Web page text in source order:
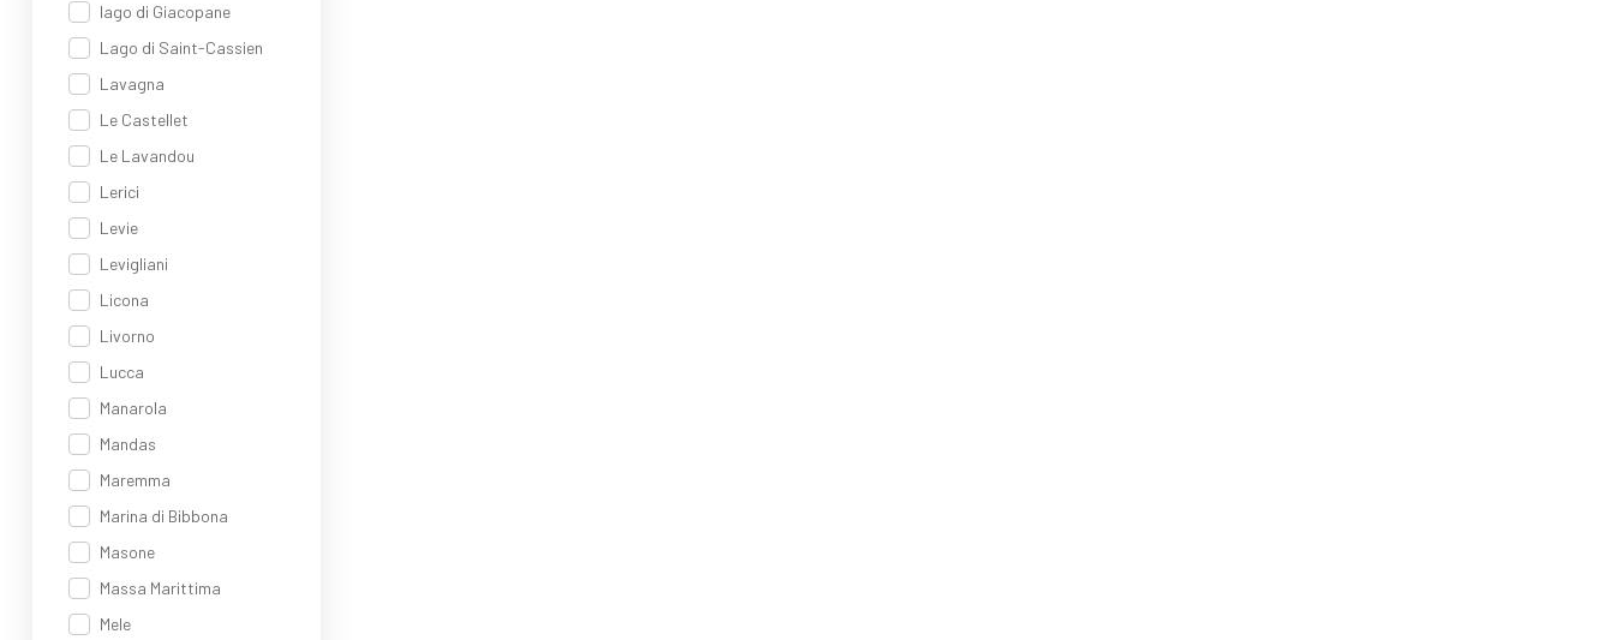
lago di Giacopane
Lago di Saint-Cassien
Lavagna
Le Castellet
Le Lavandou
Lerici
Levie
Levigliani
Licona
Livorno
Lucca
Manarola
Mandas
Maremma
Marina di Bibbona
Masone
Massa Marittima
Mele